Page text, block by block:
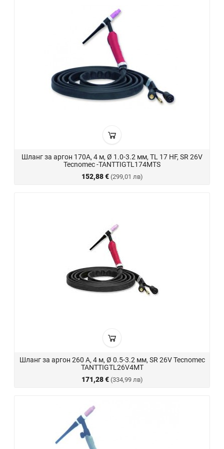
Шланг за аргон 170А, 4 м, Ø 1.0-3.2 мм, TL 17 HF, SR 26V
Tecnomec -TANTTIGTL174MTS
152,88 € (299,01 лв)
Шланг за аргон 260 A, 4 м, Ø 0.5-3.2 мм, SR 26V Tecnomec
TANTTIGTL26V4MT
171,28 € (334,99 лв)